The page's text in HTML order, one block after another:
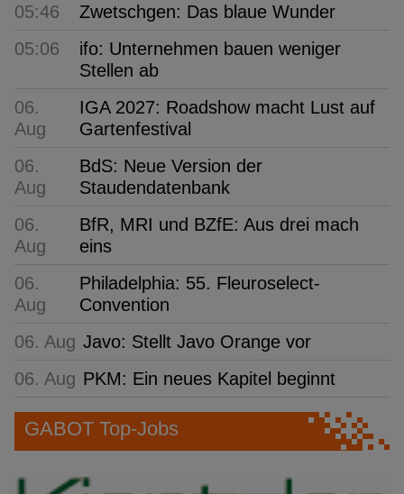
05:46
Zwetschgen: Das blaue Wunder
05:06
ifo: Unternehmen bauen weniger
Stellen ab
06.
Aug
IGA 2027: Roadshow macht Lust auf
Gartenfestival
06.
Aug
BdS: Neue Version der
Staudendatenbank
06.
Aug
BfR, MRI und BZfE: Aus drei mach
eins
06.
Aug
Philadelphia: 55. Fleuroselect-
Convention
06. Aug Javo: Stellt Javo Orange vor
06. Aug PKM: Ein neues Kapitel beginnt
GABOT Top-Jobs